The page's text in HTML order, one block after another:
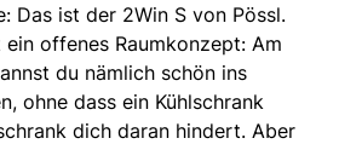
Das ist der 2Win S von Pössl.
offenes Raumkonzept: Am
du nämlich schön ins
ohne dass ein Kühlschrank
dich daran hindert. Aber